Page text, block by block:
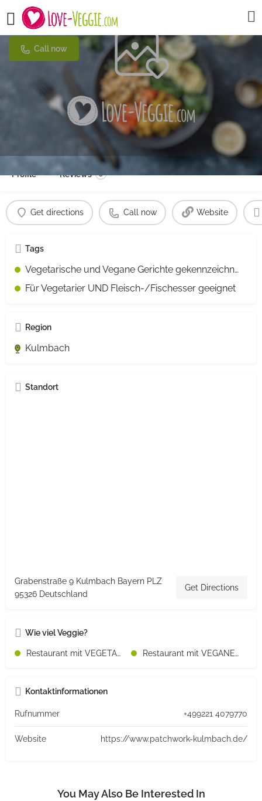
Patchwork Food & Bar
Call now
Profile Reviews 0
Get directions Call now Website
Tags
Vegetarische und Vegane Gerichte gekennzeichnet
Für Vegetarier UND Fleisch-/Fischesser geeignet
Region
Kulmbach
Standort
Grabenstraße 9 Kulmbach Bayern PLZ
95326 Deutschland
Get Directions
Wie viel Veggie?
Restaurant mit VEGETARISCHEN Speisen Restaurant mit VEGANEN Speisen
Kontaktinformationen
Rufnummer +499221 4079770
Website https://www.patchwork-kulmbach.de/
You May Also Be Interested In